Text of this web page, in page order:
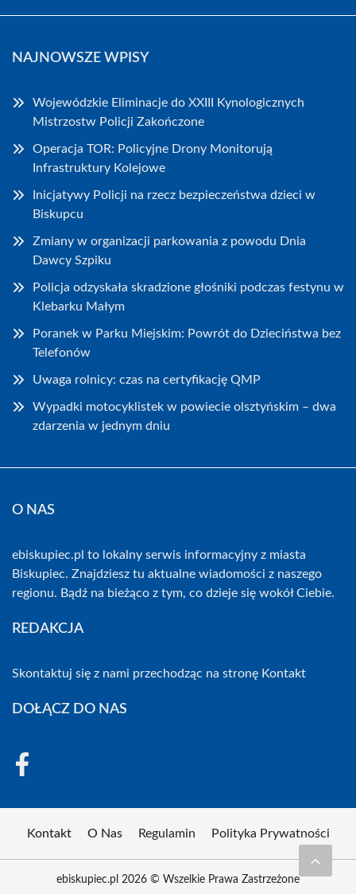
NAJNOWSZE WPISY
Wojewódzkie Eliminacje do XXIII Kynologicznych
Mistrzostw Policji Zakończone
Operacja TOR: Policyjne Drony Monitorują
Infrastruktury Kolejowe
Inicjatywy Policji na rzecz bezpieczeństwa dzieci w
Biskupcu
Zmiany w organizacji parkowania z powodu Dnia
Dawcy Szpiku
Policja odzyskała skradzione głośniki podczas festynu w
Klebarku Małym
Poranek w Parku Miejskim: Powrót do Dzieciństwa bez
Telefonów
Uwaga rolnicy: czas na certyfikację QMP
Wypadki motocyklistek w powiecie olsztyńskim – dwa
zdarzenia w jednym dniu
O NAS
ebiskupiec.pl to lokalny serwis informacyjny z miasta
Biskupiec. Znajdziesz tu aktualne wiadomości z naszego
regionu. Bądź na bieżąco z tym, co dzieje się wokół Ciebie.
REDAKCJA
Skontaktuj się z nami przechodząc na stronę Kontakt
DOŁĄCZ DO NAS
Kontakt O Nas Regulamin Polityka Prywatności
ebiskupiec.pl 2026 © Wszelkie Prawa Zastrzeżone